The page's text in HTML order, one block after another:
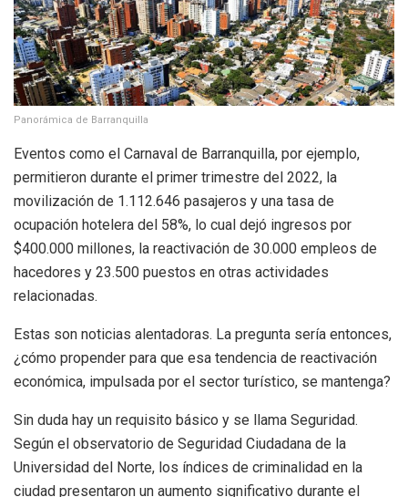
Panorámica de Barranquilla
Eventos como el Carnaval de Barranquilla, por ejemplo,
permitieron durante el primer trimestre del 2022, la
movilización de 1.112.646 pasajeros y una tasa de
ocupación hotelera del 58%, lo cual dejó ingresos por
$400.000 millones, la reactivación de 30.000 empleos de
hacedores y 23.500 puestos en otras actividades
relacionadas.
Estas son noticias alentadoras. La pregunta sería entonces,
¿cómo propender para que esa tendencia de reactivación
económica, impulsada por el sector turístico, se mantenga?
Sin duda hay un requisito básico y se llama Seguridad.
Según el observatorio de Seguridad Ciudadana de la
Universidad del Norte, los índices de criminalidad en la
ciudad presentaron un aumento significativo durante el